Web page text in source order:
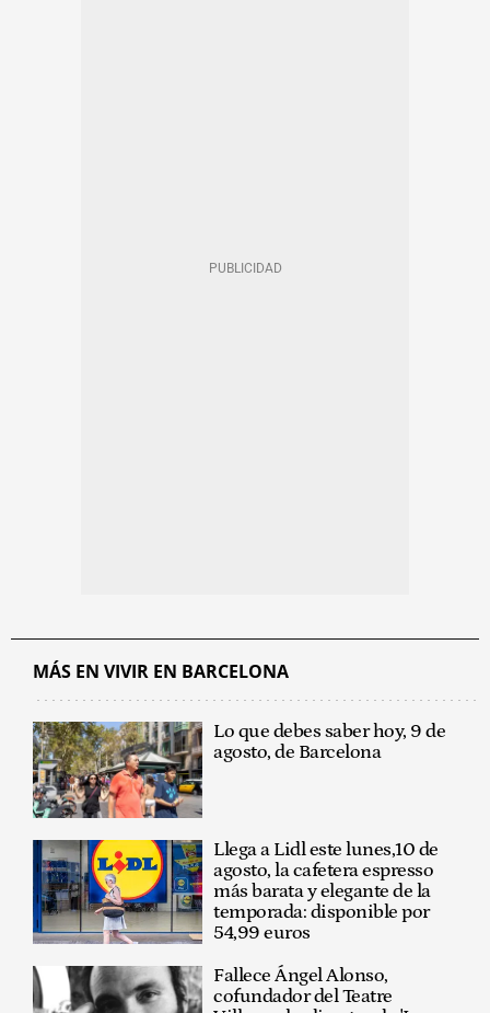
MÁS EN VIVIR EN BARCELONA
Lo que debes saber hoy, 9 de
agosto, de Barcelona
Llega a Lidl este lunes,10 de
agosto, la cafetera espresso
más barata y elegante de la
temporada: disponible por
54,99 euros
Fallece Ángel Alonso,
cofundador del Teatre